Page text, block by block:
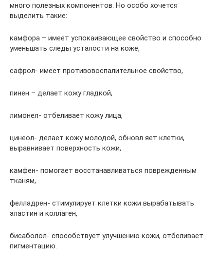
много полезных компонентов. Но особо хочется
выделить такие:
камфора – имеет успокаивающее свойство и способно
уменьшать следы усталости на коже,
сафрол- имеет противовоспалительное свойство,
пинен – делает кожу гладкой,
лимонел- отбеливает кожу лица,
цинеол- делает кожу молодой, обновл яет клетки,
выравнивает поверхность кожи,
камфен- помогает восстанавливаться поврежденным
тканям,
фелладрен- стимулирует клетки кожи вырабатывать
эластин и коллаген,
бисаболол- способствует улучшению кожи, отбеливает
пигментацию.